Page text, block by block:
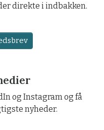
direkte i indbakken.
og Instagram og få
nyheder.